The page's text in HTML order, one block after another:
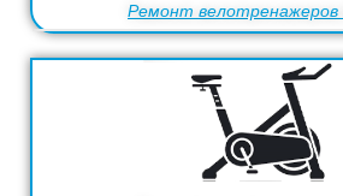
Ремонт велотренажеров